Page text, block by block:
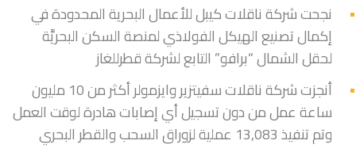
نجحت شركة ناقلات كيبل للأعمال البحرية المحدودة في
إكمال تصنيع الهيكل الفولاذي لمنصة السكن البحريَّة
لحقل الشمال “برافو” التابع لشركة قطرللغاز
أنجزت شركة ناقلات سفيتزير وايزمولر أكثر من 10 مليون
ساعة عمل من دون تسجيل أي إصابات هادرة لوقت العمل
وتم تنفيذ 13,083 عملية لزوراق السحب والقطر البحري